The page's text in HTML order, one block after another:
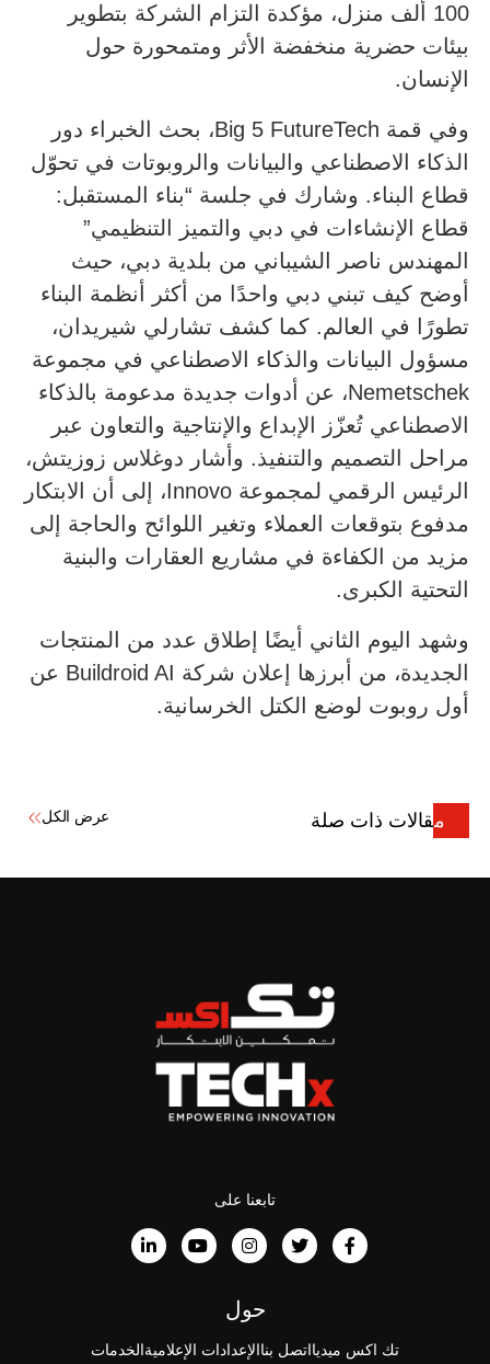
100 ألف منزل، مؤكدة التزام الشركة بتطوير
بيئات حضرية منخفضة الأثر ومتمحورة حول
الإنسان.
وفي قمة Big 5 FutureTech، بحث الخبراء دور
الذكاء الاصطناعي والبيانات والروبوتات في تحوّل
قطاع البناء. وشارك في جلسة “بناء المستقبل:
قطاع الإنشاءات في دبي والتميز التنظيمي”
المهندس ناصر الشيباني من بلدية دبي، حيث
أوضح كيف تبني دبي واحدًا من أكثر أنظمة البناء
تطورًا في العالم. كما كشف تشارلي شيريدان،
مسؤول البيانات والذكاء الاصطناعي في مجموعة
Nemetschek، عن أدوات جديدة مدعومة بالذكاء
الاصطناعي تُعزّز الإبداع والإنتاجية والتعاون عبر
مراحل التصميم والتنفيذ. وأشار دوغلاس زوزيتش،
الرئيس الرقمي لمجموعة Innovo، إلى أن الابتكار
مدفوع بتوقعات العملاء وتغير اللوائح والحاجة إلى
مزيد من الكفاءة في مشاريع العقارات والبنية
التحتية الكبرى.
وشهد اليوم الثاني أيضًا إطلاق عدد من المنتجات
الجديدة، من أبرزها إعلان شركة Buildroid AI عن
أول روبوت لوضع الكتل الخرسانية.
مقالات ذات صلة عرض الكل
تابعنا على
حول
تك اكس ميديااتصل بناالإعدادات الإعلاميةالخدمات